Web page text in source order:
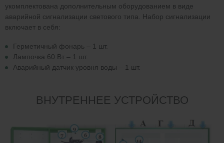
укомплектована дополнительным оборудованием в виде
аварийной сигнализации светового типа. Набор сигнализации
включает в себя:
Герметичный фонарь – 1 шт.
Лампочка 60 Вт – 1 шт.
Аварийный датчик уровня воды – 1 шт.
ВНУТРЕННЕЕ УСТРОЙСТВО